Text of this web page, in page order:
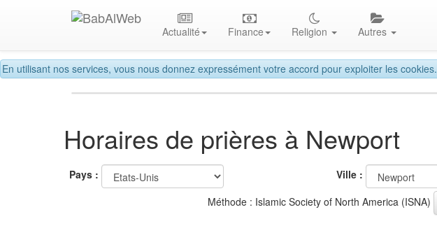
En utilisant nos services, vous nous donnez expressément votre accord pour exploiter les cookies.
Actualité Finance Religion Autres
Horaires de prières à Newport
Pays :
Ville :
Méthode : Islamic Society of North America (ISNA)